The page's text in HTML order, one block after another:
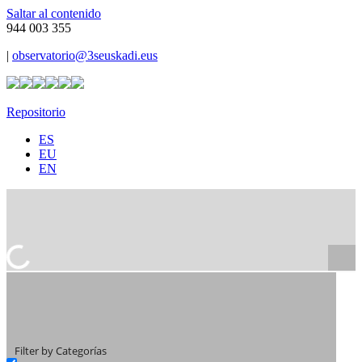
Saltar al contenido
944 003 355
| observatorio@3seuskadi.eus
Repositorio
ES
EU
EN
Filter by Categorías